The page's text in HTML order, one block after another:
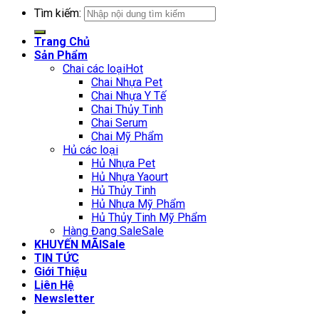
Tìm kiếm:
Trang Chủ
Sản Phẩm
Chai các loại
Chai Nhựa Pet
Chai Nhựa Y Tế
Chai Thủy Tinh
Chai Serum
Chai Mỹ Phẩm
Hủ các loại
Hủ Nhựa Pet
Hủ Nhựa Yaourt
Hủ Thủy Tinh
Hủ Nhựa Mỹ Phẩm
Hủ Thủy Tinh Mỹ Phẩm
Hàng Đang Sale
KHUYẾN MÃI
TIN TỨC
Giới Thiệu
Liên Hệ
Newsletter